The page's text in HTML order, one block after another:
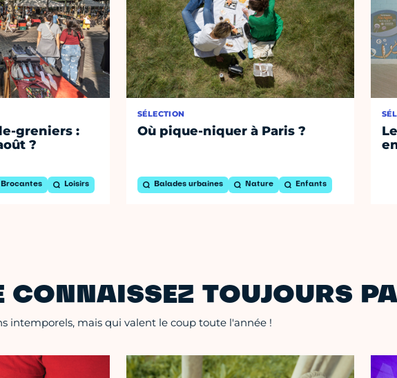
greniers :
?
Brocantes Loisirs
SÉLECTION
Où pique-niquer à Paris ?
Balades urbaines Nature Enfants
CONNAISSEZ TOUJOURS
intemporels, mais qui valent le coup toute l'année !